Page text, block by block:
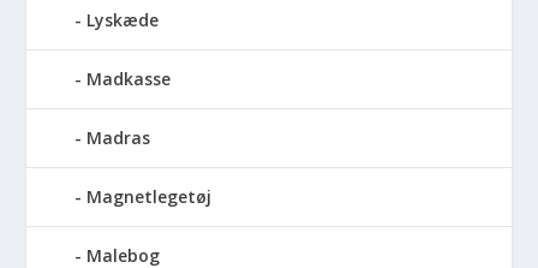
Lyskæde
Madkasse
Madras
Magnetlegetøj
Malebog